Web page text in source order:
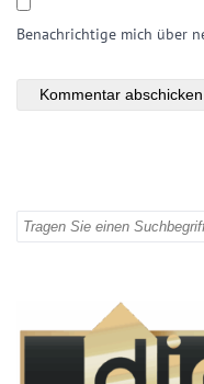
Benachrichtige mich über